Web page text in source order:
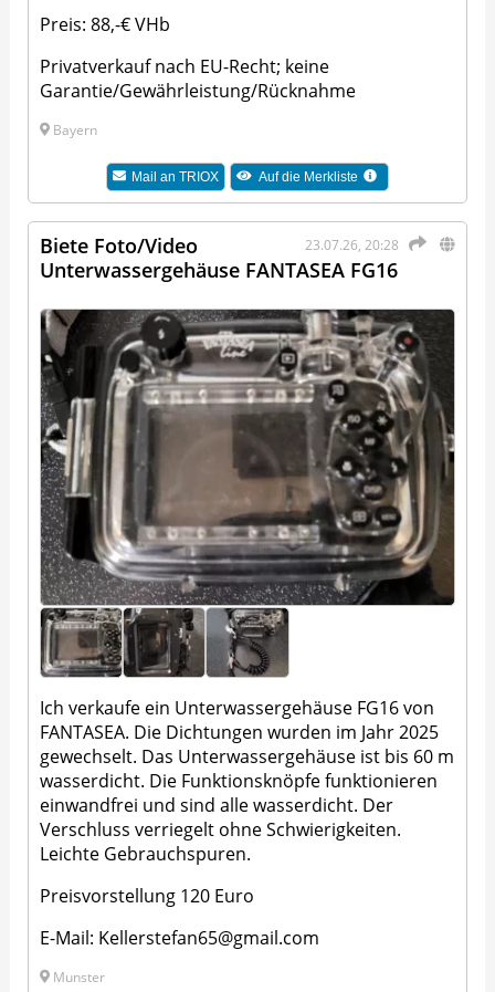
Preis: 88,-€ VHb
Privatverkauf nach EU-Recht; keine
Garantie/Gewährleistung/Rücknahme
Bayern
Mail anTRIOX Auf die Merkliste
23.07.26, 20:28
Biete Foto/Video
Unterwassergehäuse FANTASEA FG16
Ich verkaufe ein Unterwassergehäuse FG16 von
FANTASEA. Die Dichtungen wurden im Jahr 2025
gewechselt. Das Unterwassergehäuse ist bis 60 m
wasserdicht. Die Funktionsknöpfe funktionieren
einwandfrei und sind alle wasserdicht. Der
Verschluss verriegelt ohne Schwierigkeiten.
Leichte Gebrauchspuren.
Preisvorstellung 120 Euro
E-Mail: Kellerstefan65@gmail.com
Munster